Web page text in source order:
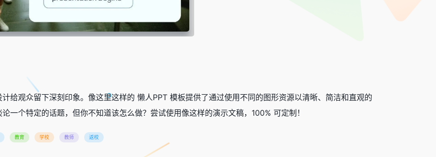
给观众留下深刻印象。像这里这样的 懒人PPT 模板提供了通过使用不同的图形资源以清晰、简洁和直观的
一个特定的话题，但你不知道该怎么做？尝试使用像这样的演示文稿，100% 可定制！
教育 学校 教师 返校